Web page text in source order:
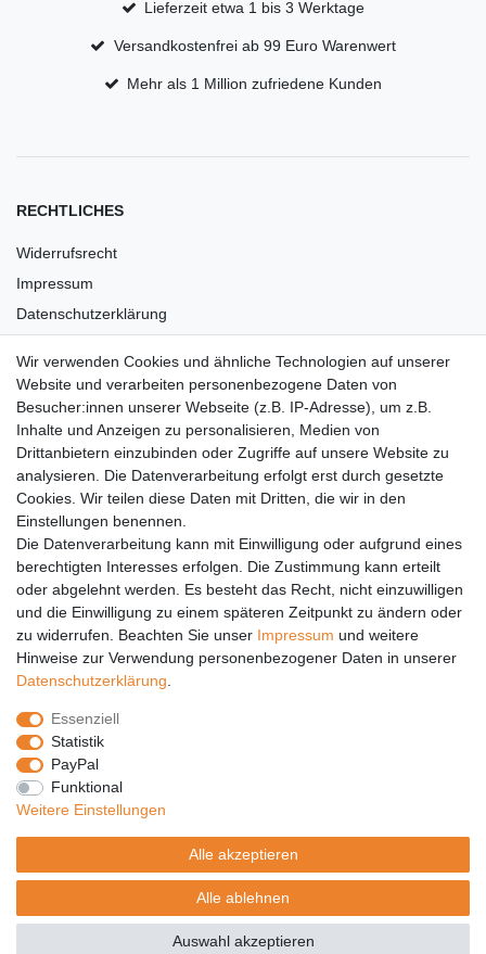
Lieferzeit etwa 1 bis 3 Werktage
Versandkostenfrei ab 99 Euro Warenwert
Mehr als 1 Million zufriedene Kunden
RECHTLICHES
Widerrufsrecht
Impressum
Datenschutzerklärung
Barrierefreiheit
Anleitungen
Vertrag widerrufen
PARTNER
DHL
GLS
PaketPLUS
SPONSORING
Malchower SV 90
Malchower Wölfe
ZERTIFIKATE
Händlerbund
Trusted Shops
Wir verwenden Cookies und ähnliche Technologien auf unserer
Website und verarbeiten personenbezogene Daten von
Besucher:innen unserer Webseite (z.B. IP-Adresse), um z.B.
Inhalte und Anzeigen zu personalisieren, Medien von
Drittanbietern einzubinden oder Zugriffe auf unsere Website zu
analysieren. Die Datenverarbeitung erfolgt erst durch gesetzte
Cookies. Wir teilen diese Daten mit Dritten, die wir in den
Einstellungen benennen.
Die Datenverarbeitung kann mit Einwilligung oder aufgrund eines
berechtigten Interesses erfolgen. Die Zustimmung kann erteilt
oder abgelehnt werden. Es besteht das Recht, nicht einzuwilligen
und die Einwilligung zu einem späteren Zeitpunkt zu ändern oder
zu widerrufen. Beachten Sie unser Impressum und weitere
Hinweise zur Verwendung personenbezogener Daten in unserer
Daten­schutz­erklärung
Essenziell
Statistik
PayPal
Funktional
Weitere Einstellungen
Alle akzeptieren
Alle ablehnen
Auswahl akzeptieren